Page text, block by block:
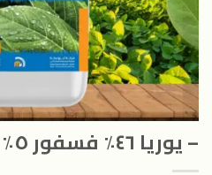
– يوريا ٤٦٪ فسفور ٥٪ + ماغنسيوم ١٠٪